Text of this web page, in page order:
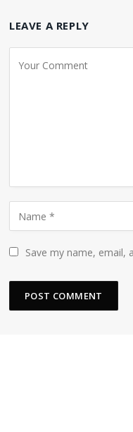
LEAVE A REPLY
Save my name, email,